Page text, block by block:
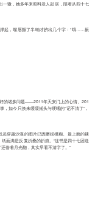
一辙，她多年来照料老人起居，陪着从四十七
起，嘴唇颤了半晌才挤出几个字：“哦……振
的诸多问题——2011年天安门上的心情、201
如今只换来缓缓摇头与哽咽的“记不清了”，
穿越沙漠的图片已因磨损模糊。最上面的褪
面满是反复折叠的折痕。“这书是四十七团送
借着月光翻，其实早看不清字了。”